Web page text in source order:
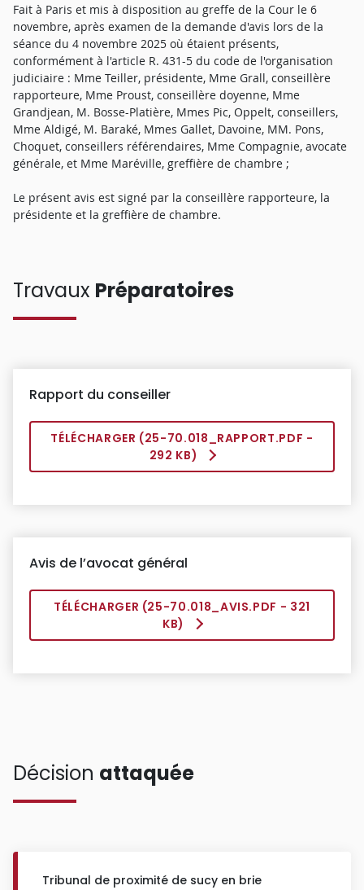
Fait à Paris et mis à disposition au greffe de la Cour le 6
novembre, après examen de la demande d'avis lors de la
séance du 4 novembre 2025 où étaient présents,
conformément à l'article R. 431-5 du code de l'organisation
judiciaire : Mme Teiller, présidente, Mme Grall, conseillère
rapporteure, Mme Proust, conseillère doyenne, Mme
Grandjean, M. Bosse-Platière, Mmes Pic, Oppelt, conseillers,
Mme Aldigé, M. Baraké, Mmes Gallet, Davoine, MM. Pons,
Choquet, conseillers référendaires, Mme Compagnie, avocate
générale, et Mme Maréville, greffière de chambre ;
Le présent avis est signé par la conseillère rapporteure, la
présidente et la greffière de chambre.
Travaux Préparatoires
Rapport du conseiller
TÉLÉCHARGER (25-70.018_RAPPORT.PDF -
292 KB)
Avis de l’avocat général
TÉLÉCHARGER (25-70.018_AVIS.PDF - 321
KB)
Décision attaquée
Tribunal de proximité de sucy en brie